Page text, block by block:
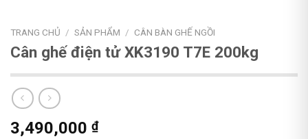
TRANG CHỦ / SẢN PHẨM / CÂN BÀN GHẾ NGỒI
Cân ghế điện tử XK3190 T7E 200kg
3,490,000 ₫